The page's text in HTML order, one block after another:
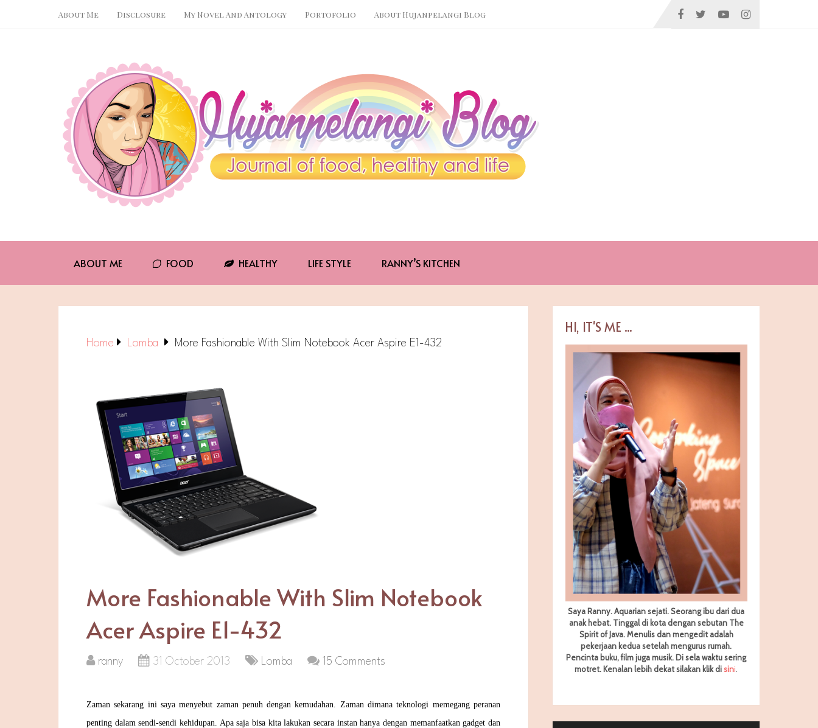
About Me Disclosure My Novel And Antology Portofolio About Hujanpelangi Blog
ABOUT ME FOOD HEALTHY LIFE STYLE RANNY’S KITCHEN
Home Lomba More Fashionable With Slim Notebook Acer Aspire E1-432
More Fashionable With Slim Notebook
Acer Aspire E1-432
ranny 31 October 2013 Lomba 15 Comments
Zaman sekarang ini saya menyebut zaman penuh dengan kemudahan. Zaman dimana teknologi memegang peranan
penting dalam sendi-sendi kehidupan. Apa saja bisa kita lakukan secara instan hanya dengan memanfaatkan gadget dan
HI, IT'S ME ...
Saya Ranny. Aquarian sejati. Seorang ibu dari dua
anak hebat. Tinggal di kota dengan sebutan The
Spirit of Java. Menulis dan mengedit adalah
pekerjaan kedua setelah mengurus rumah.
Pencinta buku, film juga musik. Di sela waktu sering
motret.Kenalan lebih dekat silakan klik disini